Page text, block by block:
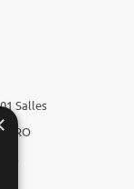
Salles
PRO